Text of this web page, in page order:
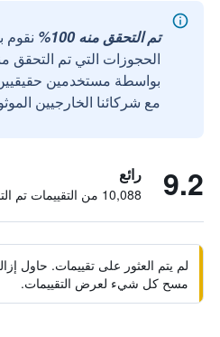
تم التحقق منه 100%
الحجوزات التي تم التحقق
مع شركائنا الخارجيين
9.2 رائع
10,088 من التقييمات تم التحقق منها
لم يتم العثور على تقييمات. حاول
مسح كل شيء لعرض التقييمات.